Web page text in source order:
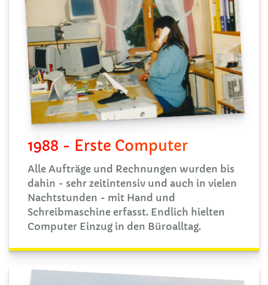
1988 - Erste Computer
Alle Aufträge und Rechnungen wurden bis
dahin - sehr zeitintensiv und auch in vielen
Nachtstunden - mit Hand und
Schreibmaschine erfasst. Endlich hielten
Computer Einzug in den Büroalltag.